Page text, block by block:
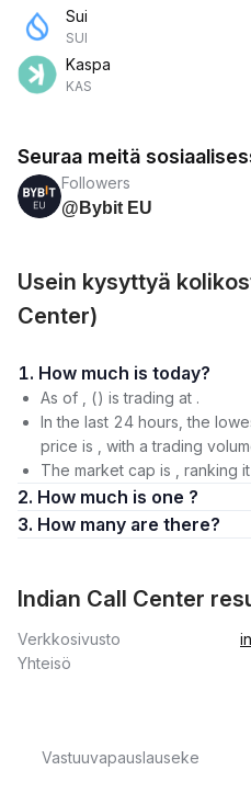
Sui
SUI
Kaspa
KAS
Seuraa meitä
Followers
@Bybit EU
Usein kysyttyä
Center)
1. How much is today?
As of , () is trading at .
In the last 24 hours, the
price is , with a trading
The market cap is , ranking
2. How much is one ?
3. How many are there?
Indian Call Center
Verkkosivusto
Yhteisö
Vastuuvapauslauseke